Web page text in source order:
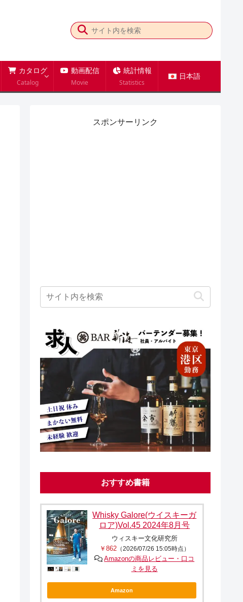
カタログ
Catalog
動画配信
Movie
統計情報
Statistics
日本語
スポンサーリンク
おすすめ書籍
Whisky Galore(ウイスキーガ
ロア)Vol.45 2024年8月号
ウィスキー文化研究所
￥862（2026/07/26 15:05時点）
Amazonの商品レビュー・口コ
ミを見る
Amazon